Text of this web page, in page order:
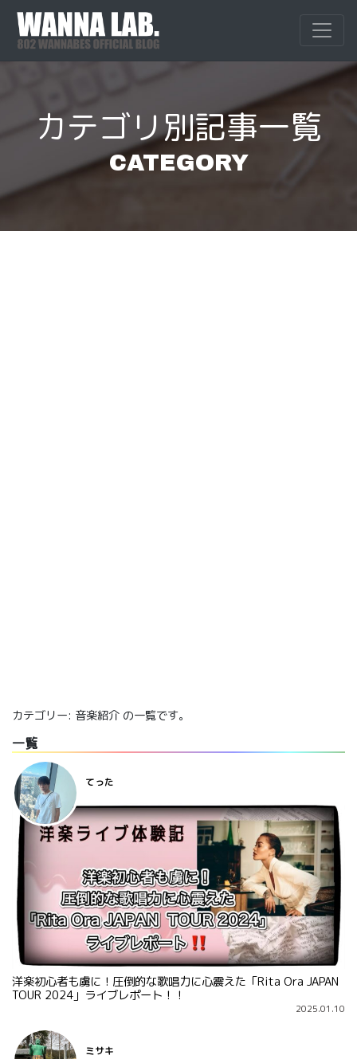
Skip
content
カテゴリ別記事一覧
CATEGORY
カテゴリー: 音楽紹介 の一覧です。
一覧
洋楽初心者も虜に！圧倒的な歌唱力に心震えた「Rita Ora JAPAN
TOUR 2024」ライブレポート！！
2025.01.10
てった
ミサキ